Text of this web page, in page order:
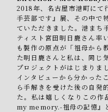
2018年、名古屋市港町にて
手芸部です』展、その中で
ていただきました。港まち
ティスト宮田明日鹿さん率
も製作の原点が「祖母から
た明日鹿さんと私は、同じ
プロジェクトがはじまりま
インタビューから分かった
ら手解きを受けた後の自発
た。私は嬉しくなりこの
my memory.-祖母の記憶』